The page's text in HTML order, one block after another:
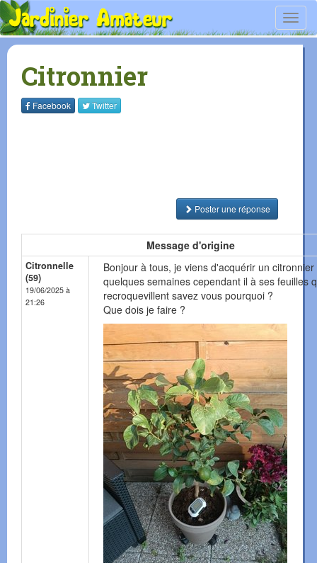
Citronnier
Facebook Twitter
Poster une réponse
Message d'origine
Citronnelle
(59)
19/06/2025 à
21:26
Bonjour à tous, je viens d'acquérir un citronnier
quelques semaines cependant il à ses feuilles
recroquevillent savez vous pourquoi ?
Que dois je faire ?